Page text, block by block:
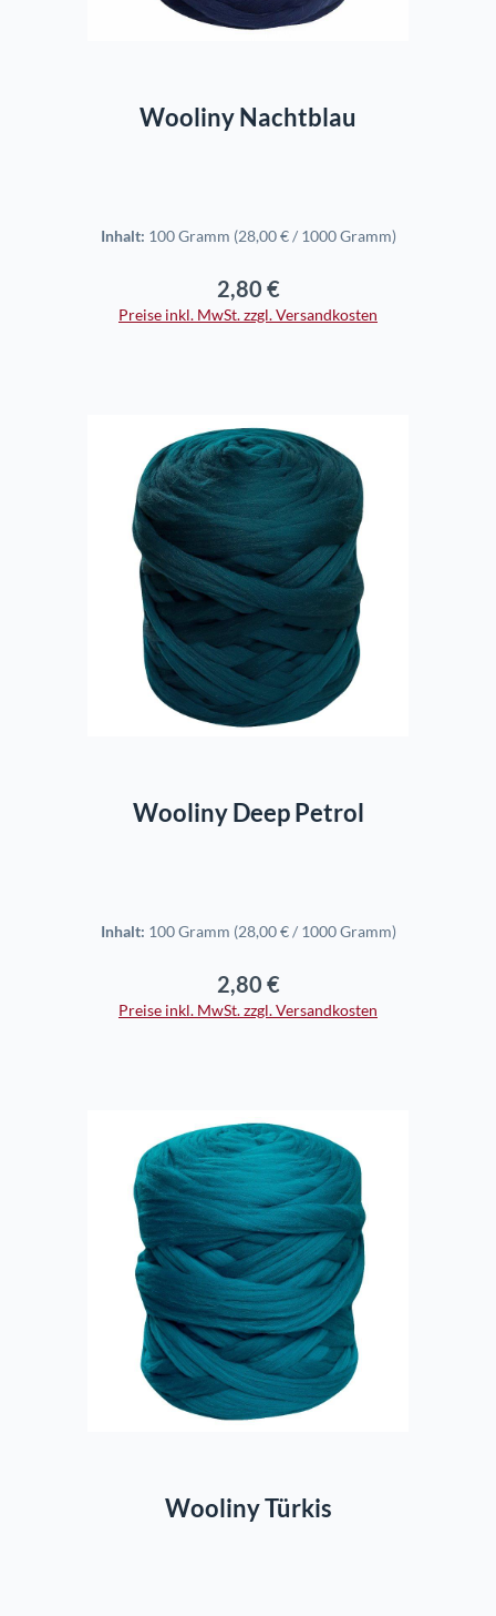
Wooliny Nachtblau
Inhalt: 100 Gramm (28,00 € / 1000 Gramm)
Regulärer Preis:
2,80 €
Preise inkl. MwSt. zzgl. Versandkosten
In den Warenkorb
Wooliny Deep Petrol
Inhalt: 100 Gramm (28,00 € / 1000 Gramm)
Regulärer Preis:
2,80 €
Preise inkl. MwSt. zzgl. Versandkosten
In den Warenkorb
Wooliny Türkis